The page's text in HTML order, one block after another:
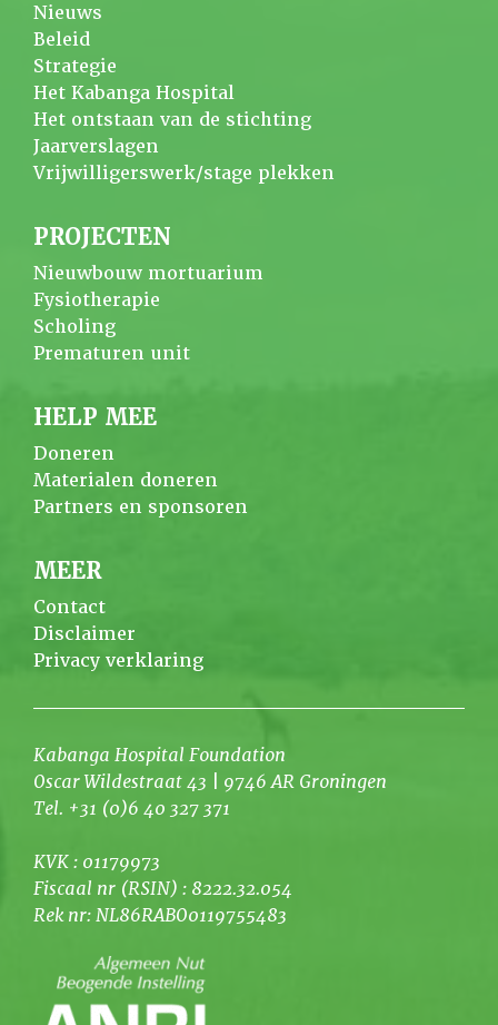
Nieuws
Beleid
Strategie
Het Kabanga Hospital
Het ontstaan van de stichting
Jaarverslagen
Vrijwilligerswerk/stage plekken
PROJECTEN
Nieuwbouw mortuarium
Fysiotherapie
Scholing
Prematuren unit
HELP MEE
Doneren
Materialen doneren
Partners en sponsoren
MEER
Contact
Disclaimer
Privacy verklaring
Kabanga Hospital Foundation
Oscar Wildestraat 43 | 9746 AR Groningen
Tel. +31 (0)6 40 327 371
KVK : 01179973
Fiscaal nr (RSIN) : 8222.32.054
Rek nr: NL86RABO0119755483